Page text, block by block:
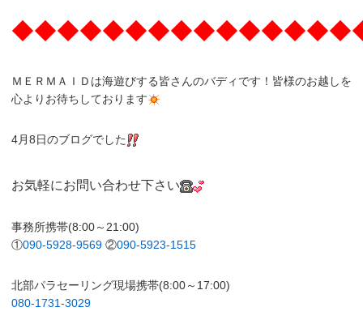
ＭＥＲＭＡＩＤは海遊びする皆さんのバディです！皆様のお越しを
心よりお待ちしております
4月8日のブログでした
お気軽にお問い合わせ下さい
事務所携帯(8:00～21:00)
①090-5928-9569 ②090-5923-1515
北部パラセーリング現場携帯(8:00～17:00)
080-1731-3029